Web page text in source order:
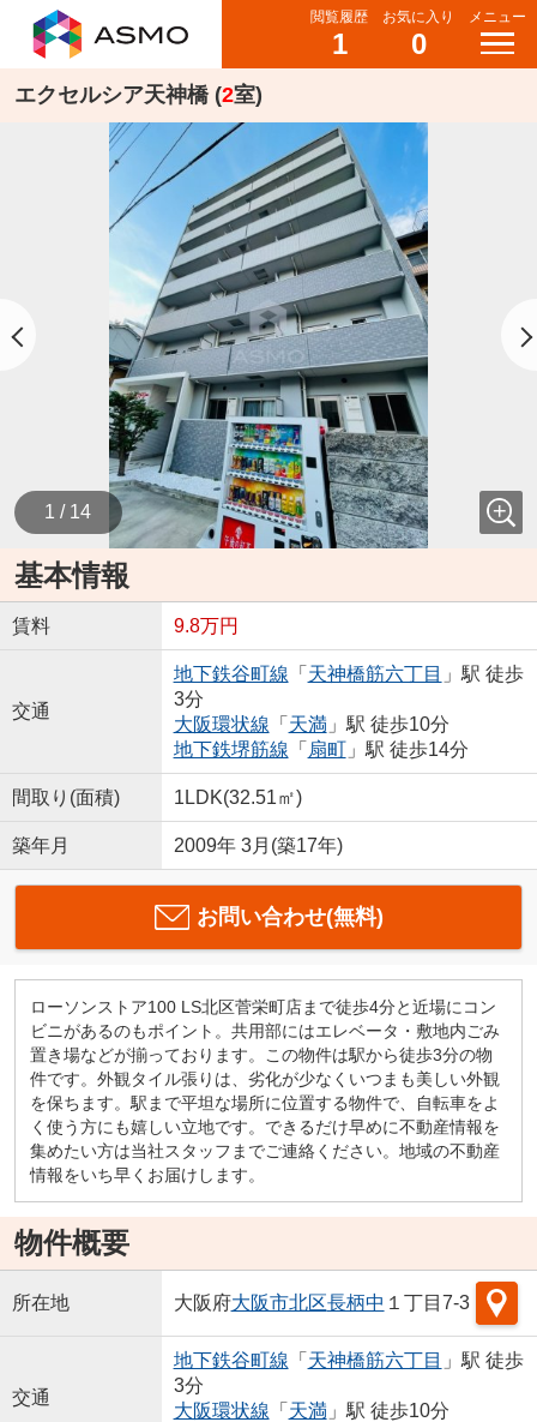
閲覧履歴
1
お気に入り
0
メニュー
エクセルシア天神橋 (2室)
1 / 14
基本情報
賃料 9.8万円
交通
地下鉄谷町線 「 天神橋筋六丁目 」駅 徒歩
3分
大阪環状線 「 天満」駅 徒歩10分
地下鉄堺筋線 「 扇町」駅 徒歩14分
間取り(面積) 1LDK(32.51㎡)
築年月 2009年 3月(築17年)
お問い合わせ(無料)
ローソンストア100 LS北区菅栄町店まで徒歩4分と近場にコン
ビニがあるのもポイント。共用部にはエレベータ・敷地内ごみ
置き場などが揃っております。この物件は駅から徒歩3分の物
件です。外観タイル張りは、劣化が少なくいつまも美しい外観
を保ちます。駅まで平坦な場所に位置する物件で、自転車をよ
く使う方にも嬉しい立地です。できるだけ早めに不動産情報を
集めたい方は当社スタッフまでご連絡ください。地域の不動産
情報をいち早くお届けします。
物件概要
所在地 大阪府大阪市北区長柄中 １丁目7-3
交通
地下鉄谷町線 「 天神橋筋六丁目 」駅 徒歩
3分
大阪環状線 「 天満」駅 徒歩10分